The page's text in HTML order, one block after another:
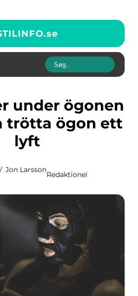
se
trötta ögon ett
lyft
Jon Larsson
Redaktionel